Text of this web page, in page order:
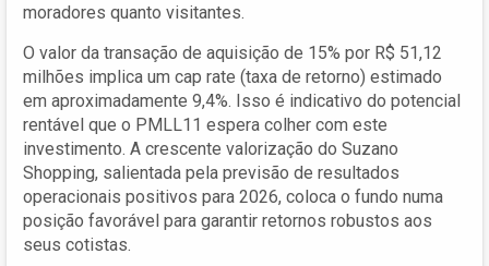
moradores quanto visitantes.
O valor da transação de aquisição de 15% por R$ 51,12
milhões implica um cap rate (taxa de retorno) estimado
em aproximadamente 9,4%. Isso é indicativo do potencial
rentável que o PMLL11 espera colher com este
investimento. A crescente valorização do Suzano
Shopping, salientada pela previsão de resultados
operacionais positivos para 2026, coloca o fundo numa
posição favorável para garantir retornos robustos aos
seus cotistas.